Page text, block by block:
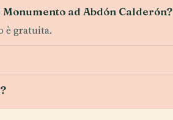
ad Abdón Calderón?
è gratuita.